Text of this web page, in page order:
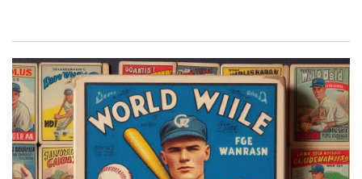
septembre 2021
août 2021
juillet 2021
juin 2021
mai 2021